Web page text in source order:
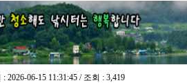
: 2026-06-15 11:31:45 / 조회 : 3,419